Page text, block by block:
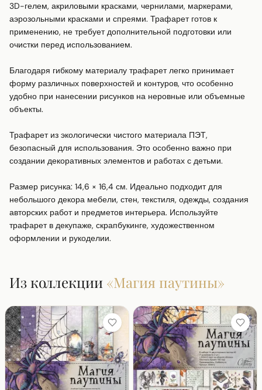
3D-гелем, акриловыми красками, чернилами, маркерами,
аэрозольными красками и спреями. Трафарет готов к
применению, не требует дополнительной подготовки или
очистки перед использованием.
Благодаря гибкому материалу трафарет легко принимает
форму различных поверхностей и контуров, что особенно
удобно при нанесении рисунков на неровные или объемные
объекты.
Трафарет из экологически чистого материала ПЭТ,
безопасный для использования. Это особенно важно при
создании декоративных элементов и работах с детьми.
Размер рисунка: 14,6 × 16,4 см. Идеально подходит для
небольшого декора мебели, стен, текстиля, одежды, создания
авторских работ и предметов интерьера. Используйте
трафарет в декупаже, скрапбукинге, художественном
оформлении и рукоделии.
Из коллекции «Магия паутины»